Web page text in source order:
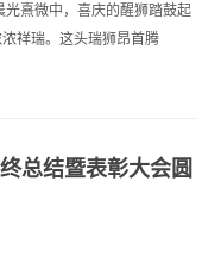
熹微中，喜庆的醒狮踏鼓起
祥瑞。这头瑞狮昂首腾
总结暨表彰大会圆